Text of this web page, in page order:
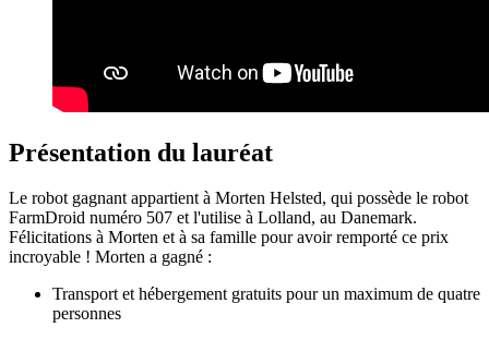
Présentation du lauréat
Le robot gagnant appartient à Morten Helsted, qui possède le robot
FarmDroid numéro 507 et l'utilise à Lolland, au Danemark.
Félicitations à Morten et à sa famille pour avoir remporté ce prix
incroyable ! Morten a gagné :
Transport et hébergement gratuits pour un maximum de quatre
personnes